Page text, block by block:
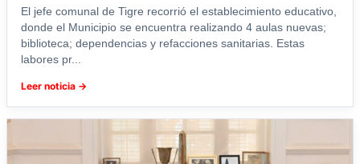
El jefe comunal de Tigre recorrió el establecimiento educativo,
donde el Municipio se encuentra realizando 4 aulas nuevas;
biblioteca; dependencias y refacciones sanitarias. Estas
labores pr...
Leer noticia →